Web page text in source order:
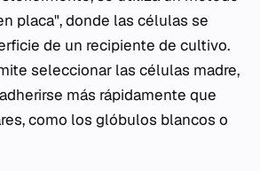
placa", donde las células se
de un recipiente de cultivo.
seleccionar las células madre,
más rápidamente que
como los glóbulos blancos o